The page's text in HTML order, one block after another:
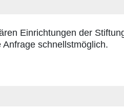
Einrichtungen der
schnellstmöglich.